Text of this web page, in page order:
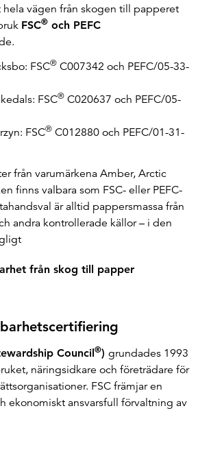
hela vägen från skogen till papperet
FSC® och PEFC
FSC® C007342 och PEFC/05-33-
FSC® C020637 och PEFC/05-
FSC® C012880 och PEFC/01-31-
från varumärkena Amber, Arctic
finns valbara som FSC- eller PEFC-
är alltid pappersmassa från
andra kontrollerade källor – i den
från skog till papper
Council®) grundades 1993
näringsidkare och företrädare för
FSC främjar en
ekonomiskt ansvarsfull förvaltning av